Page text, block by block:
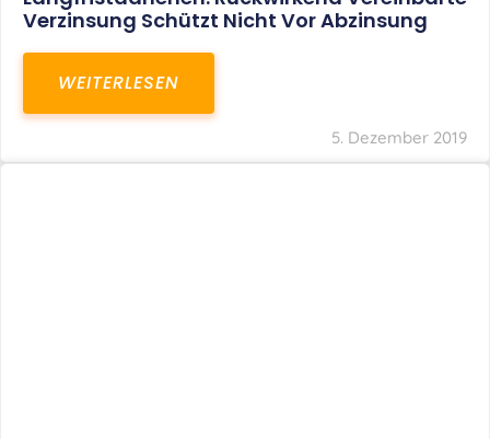
Verzinsung Schützt Nicht Vor Abzinsung
WEITERLESEN
5. Dezember 2019